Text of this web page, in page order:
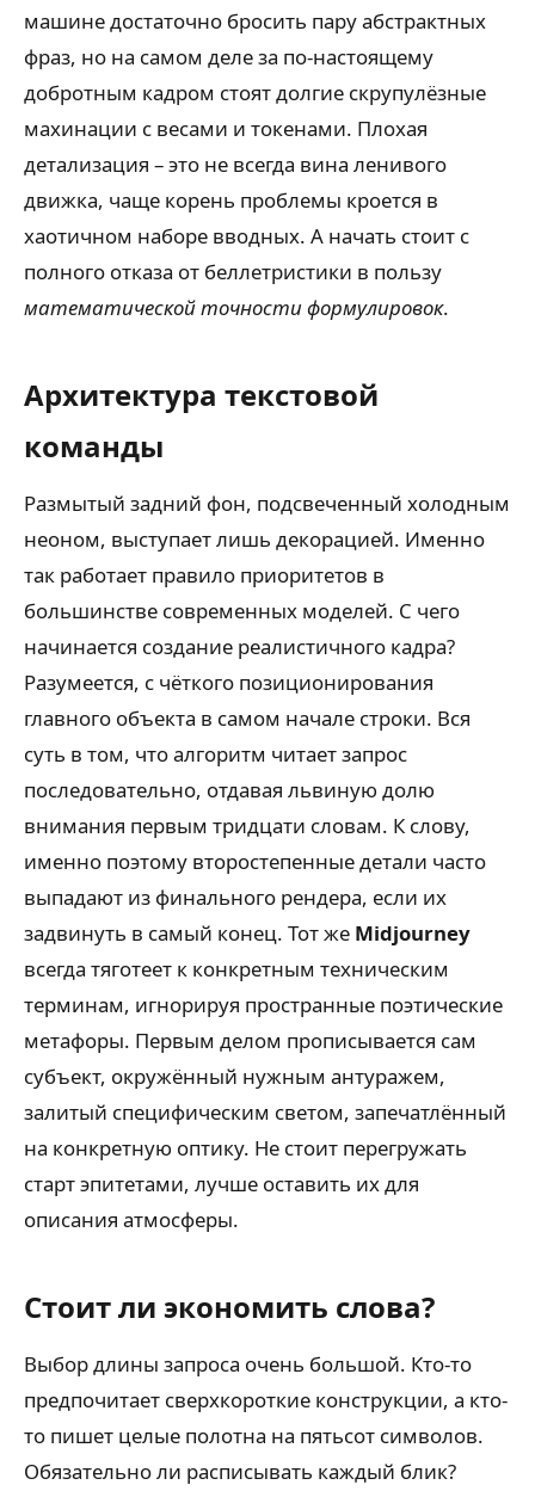
машине достаточно бросить пару абстрактных
фраз, но на самом деле за по-настоящему
добротным кадром стоят долгие скрупулёзные
махинации с весами и токенами. Плохая
детализация – это не всегда вина ленивого
движка, чаще корень проблемы кроется в
хаотичном наборе вводных. А начать стоит с
полного отказа от беллетристики в пользу
математической точности формулировок.
Архитектура текстовой
команды
Размытый задний фон, подсвеченный холодным
неоном, выступает лишь декорацией. Именно
так работает правило приоритетов в
большинстве современных моделей. С чего
начинается создание реалистичного кадра?
Разумеется, с чёткого позиционирования
главного объекта в самом начале строки. Вся
суть в том, что алгоритм читает запрос
последовательно, отдавая львиную долю
внимания первым тридцати словам. К слову,
именно поэтому второстепенные детали часто
выпадают из финального рендера, если их
задвинуть в самый конец. Тот же Midjourney
всегда тяготеет к конкретным техническим
терминам, игнорируя пространные поэтические
метафоры. Первым делом прописывается сам
субъект, окружённый нужным антуражем,
залитый специфическим светом, запечатлённый
на конкретную оптику. Не стоит перегружать
старт эпитетами, лучше оставить их для
описания атмосферы.
Стоит ли экономить слова?
Выбор длины запроса очень большой. Кто-то
предпочитает сверхкороткие конструкции, а кто-
то пишет целые полотна на пятьсот символов.
Обязательно ли расписывать каждый блик?